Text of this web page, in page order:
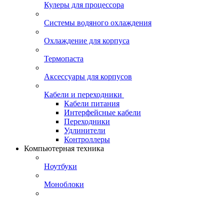
Кулеры для процессора
Системы водяного охлаждения
Охлаждение для корпуса
Термопаста
Аксессуары для корпусов
Кабели и переходники
Кабели питания
Интерфейсные кабели
Переходники
Удлинители
Контроллеры
Компьютерная техника
Ноутбуки
Моноблоки